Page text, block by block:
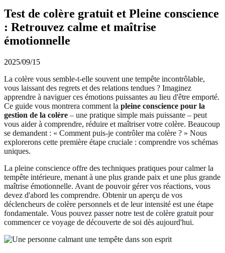
Test de colère gratuit et Pleine conscience
: Retrouvez calme et maîtrise
émotionnelle
2025/09/15
La colère vous semble-t-elle souvent une tempête incontrôlable,
vous laissant des regrets et des relations tendues ? Imaginez
apprendre à naviguer ces émotions puissantes au lieu d'être emporté.
Ce guide vous montrera comment la pleine conscience pour la
gestion de la colère – une pratique simple mais puissante – peut
vous aider à comprendre, réduire et maîtriser votre colère. Beaucoup
se demandent : « Comment puis-je contrôler ma colère ? » Nous
explorerons cette première étape cruciale : comprendre vos schémas
uniques.
La pleine conscience offre des techniques pratiques pour calmer la
tempête intérieure, menant à une plus grande paix et une plus grande
maîtrise émotionnelle. Avant de pouvoir gérer vos réactions, vous
devez d'abord les comprendre. Obtenir un aperçu de vos
déclencheurs de colère personnels et de leur intensité est une étape
fondamentale. Vous pouvez passer notre test de colère gratuit pour
commencer ce voyage de découverte de soi dès aujourd'hui.